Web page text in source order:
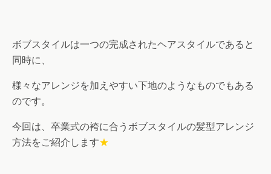
ボブスタイルは一つの完成されたヘアスタイルであると
同時に、
様々なアレンジを加えやすい下地のようなものでもある
のです。
今回は、卒業式の袴に合うボブスタイルの髪型アレンジ
方法をご紹介します★